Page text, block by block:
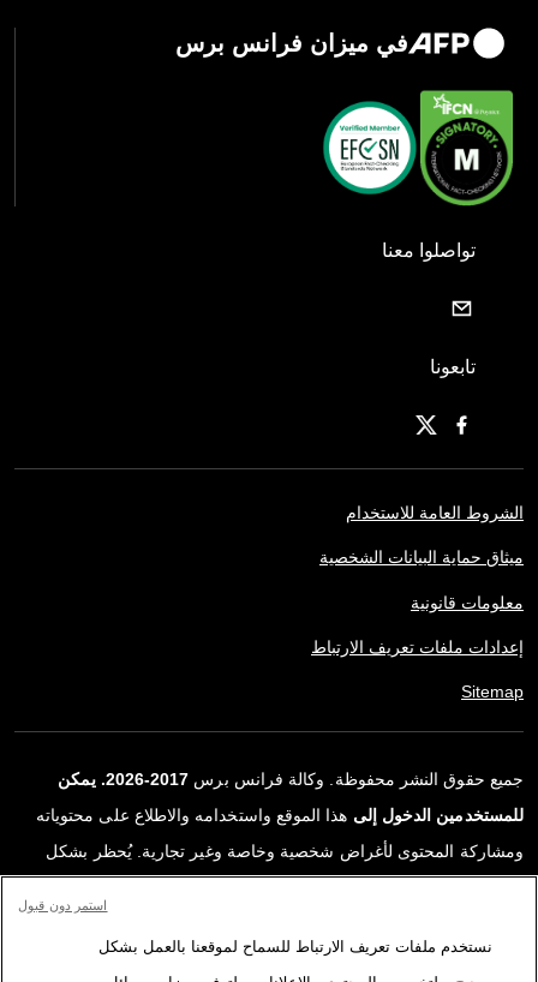
في ميزان فرانس برس
تواصلوا معنا
تابعونا
الشروط العامة للاستخدام
ميثاق حماية البيانات الشخصية
معلومات قانونية
إعدادات ملفات تعريف الارتباط
Sitemap
جميع حقوق النشر محفوظة. وكالة فرانس برس
2017-2026. يمكن
للمستخدمين الدخول إلى هذا الموقع واستخدامه والاطلاع على محتوياته
ومشاركة المحتوى لأغراض شخصية وخاصة وغير تجارية. يُحظر بشكل
ترخيص محددة موقعة مع وكالة فرانس برس. المواد والروابط الواردة في
نستخدم ملفات تعريف الارتباط للسماح لموقعنا بالعمل بشكل
استمر دون قبول